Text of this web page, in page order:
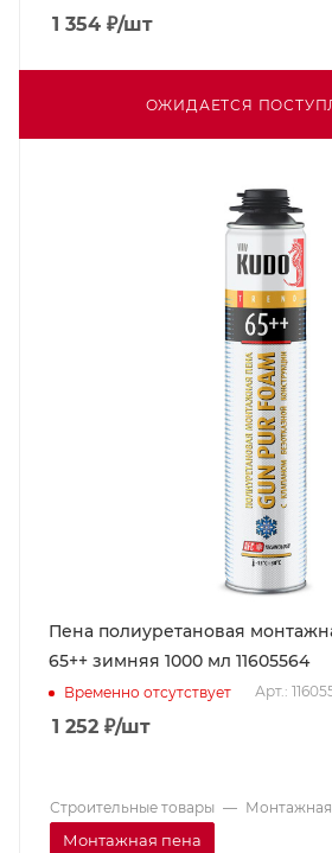
1 354 ₽/шт
ОЖИДАЕТСЯ
Пена полиуретановая
65++ зимняя 1000 мл 11605564
Временно отсутствует Арт.:
1 252 ₽/шт
Строительные товары —
Монтажная пена